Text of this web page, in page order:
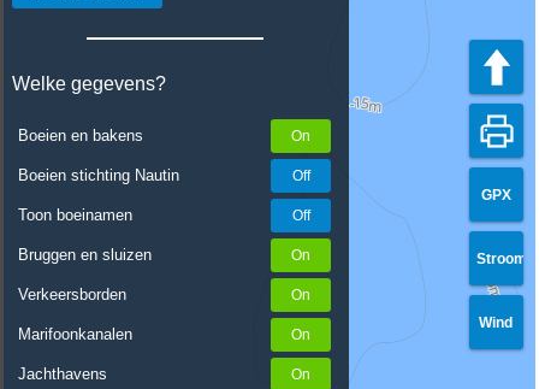
Welke gegevens?
Boeien en bakens
Boeien stichting Nautin
Toon boeinamen
Bruggen en sluizen
Verkeersborden
Marifoonkanalen
Jachthavens
GPX
Stroom
Wind